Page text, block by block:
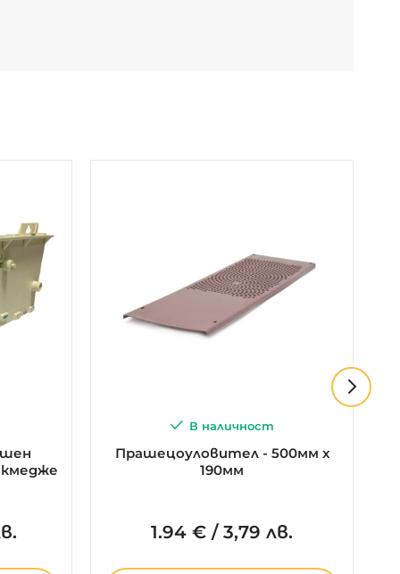
В наличност
Прашецоуловител - 500мм х
190мм
1.94 € / 3,79 лв.